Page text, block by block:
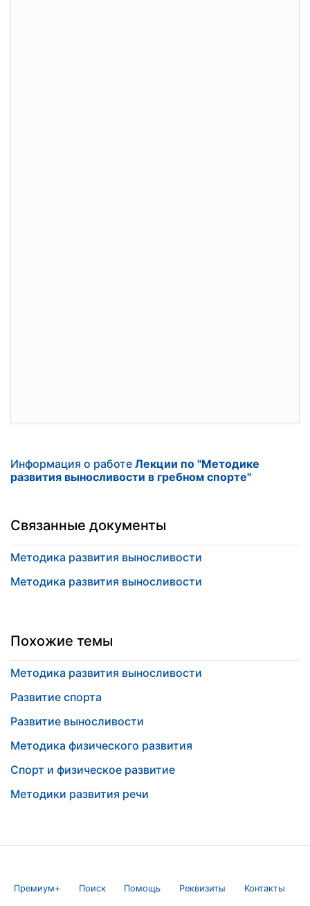
Информация о работе Лекции по "Методике
развития выносливости в гребном спорте"
Связанные документы
Методика развития выносливости
Методика развития выносливости
Похожие темы
Методика развития выносливости
Развитие спорта
Развитие выносливости
Методика физического развития
Спорт и физическое развитие
Методики развития речи
Премиум+ Поиск Помощь Реквизиты Контакты